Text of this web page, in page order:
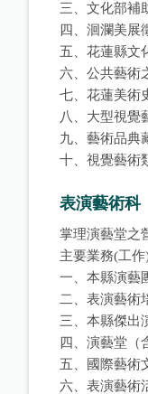
三、文化部補
四、洄瀾美展
五、花蓮縣文
六、公共藝術
七、花蓮美術
八、大型視覺
九、藝術品典
十、視覺藝術
表演藝術科
掌理演藝堂之
主要業務(工作
一、本縣演藝
二、表演藝術
三、本縣傑出
四、演藝堂（
五、國際藝術
六、表演藝術